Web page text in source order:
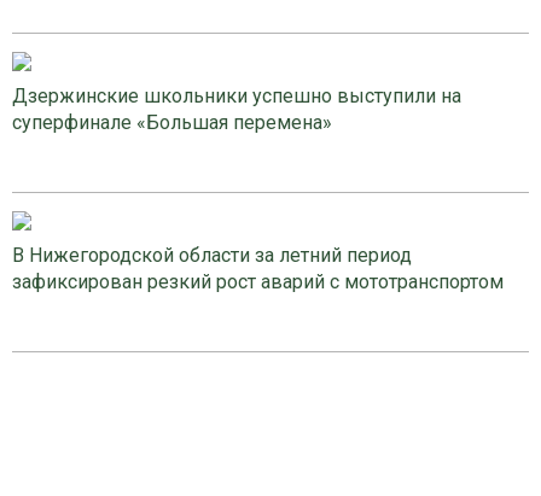
Дзержинские школьники успешно выступили на
суперфинале «Большая перемена»
В Нижегородской области за летний период
зафиксирован резкий рост аварий с мототранспортом